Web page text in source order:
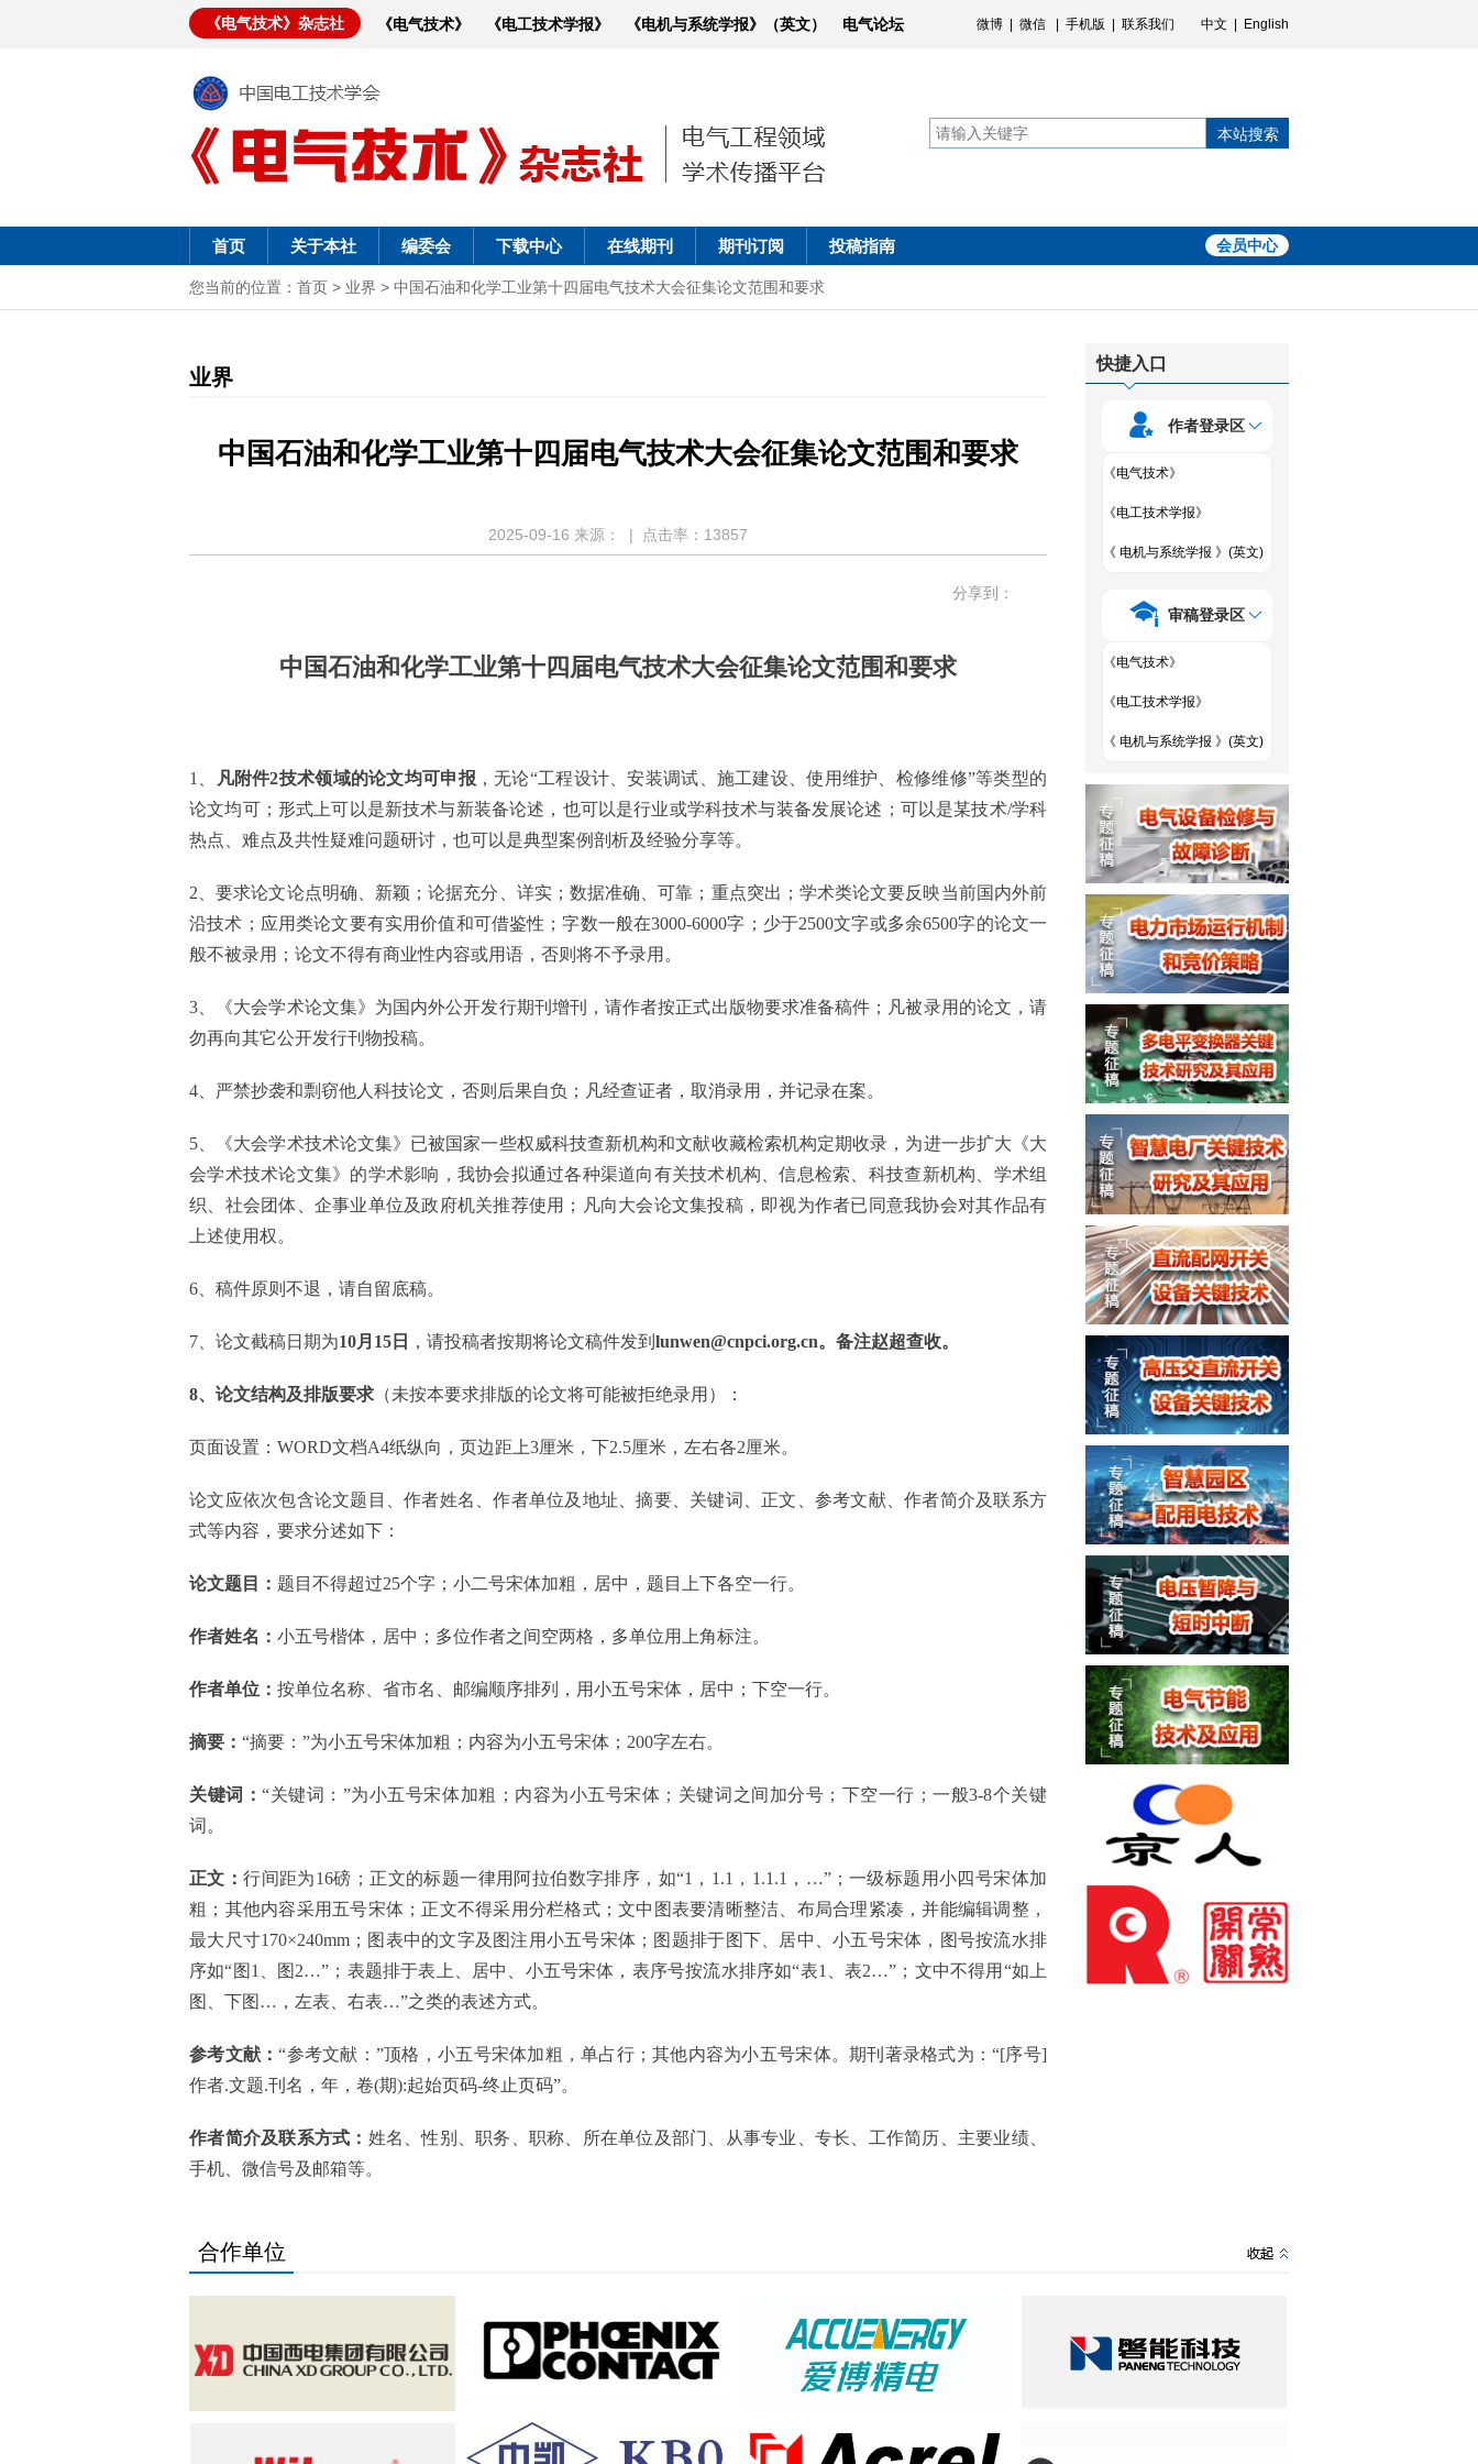
《电气技术》杂志社 《电气技术》 《电工技术学报》 《电机与系统学报》（英文） 电气论坛 微博 微信 手机版 联系我们 中文 English
本站搜索
首页 关于本社 编委会 下载中心 在线期刊 期刊订阅 投稿指南 会员中心
您当前的位置： 首页 > 业界 > 中国石油和化学工业第十四届电气技术大会征集论文范围和要求
业界
中国石油和化学工业第十四届电气技术大会征集论文范围和要求
2025-09-16 来源： | 点击率： 13857
分享到：
中国石油和化学工业第十四届电气技术大会征集论文范围和要求
1、 凡附件2技术领域的论文均可申报 ，无论“工程设计、安装调试、施工建设、使用维护、检修维修”等类型的
论文均可；形式上可以是新技术与新装备论述，也可以是行业或学科技术与装备发展论述；可以是某技术/学科
热点、难点及共性疑难问题研讨，也可以是典型案例剖析及经验分享等。
2、要求论文论点明确、新颖；论据充分、详实；数据准确、可靠；重点突出；学术类论文要反映当前国内外前
沿技术；应用类论文要有实用价值和可借鉴性；字数一般在3000-6000字；少于2500文字或多余6500字的论文一
般不被录用；论文不得有商业性内容或用语，否则将不予录用。
3、《大会学术论文集》为国内外公开发行期刊 增刊，请作者按正式出版物要求准备稿件；凡被录用的论文，请
勿再向其它公开发行刊物投稿。
4、严禁抄袭和剽窃他人科技论文，否则后果自负；凡经查证者，取消录用，并记录在案。
5、《大会学术技术论文集》已被国家一些权威科技查新机构和文献收藏检索机构定期收录，为进一步扩大《大
会学术技术论文集》的学术影响，我协会拟通过各种渠道向有关技术机构、信息检索、科技查新机构、学术组
织、社会团体、企事业单位及政府机关推荐使用；凡向大会论文集投稿，即视为作者已同意我协会对其作品有
上述使用权。
6、稿件原则不退，请自留底稿。
7、论文截稿日期为10月 15 日 ，请投稿者按期将论文稿件发到 lunwen@cnpci.org.cn。 备注赵超查收。
8、论文结构及排版要求 （未按本要求排版的论文将可能被拒绝录用）：
页面设置： WORD文档A4纸纵向，页边距上3厘米，下2.5厘米，左右各2厘米。
论文应依次包含论文题目、作者姓名、作者单位及地址、摘要、关键词、正文、参考文献、作者简介及联系方
式等内容，要求分述如下：
论文题目： 题目不得超过25个字； 小二号宋体加粗，居中，题目上下各空一行。
作者姓名： 小五号楷体，居中；多位作者之间空两格，多单位用上角标注。
作者单位： 按单位名称、省市名、邮编顺序排列，用小五号宋体，居中；下空一行。
摘要： “摘要：”为小五号宋体加粗；内容为小五号宋体；200字左右。
关键词：“关键词：”为小五号宋体加粗；内容为小五号宋体；关键词之间加分号；下空一行；一般3-8个关键
词。
正文：行间距为16磅；正文的标题一律用阿拉伯数字排序，如“1，1.1，1.1.1，…”；一级标题用小四号宋体加
粗；其他内容采用五号宋体；正文不得采用分栏格式；文中图表要清晰整洁、布局合理紧凑，并能编辑调整，
最大尺寸170×240mm；图表中的文字及图注用小五号宋体；图题排于图下、居中、小五号宋体，图号按流水排
序如“图1、图2…”；表题排于表上、居中、小五号宋体，表序号按流水排序如“表1、表2…”；文中不得用“如上
图、下图…，左表、右表…”之类的表述方式。
参考文献：“参考文献：”顶格，小五号宋体加粗，单占行；其他内容为小五号宋体。期刊著录格式为：“[序号]
作者.文题.刊名，年，卷(期):起始页码-终止页码”。
作者简介及联系方式： 姓名、性别、职务、职称、所在单位及部门、从事专业、专长、工作简历、主要业绩、
手机、微信号及邮箱等。
快捷入口
作者登录区
《电气技术》
《电工技术学报》
《 电机与系统学报 》(英文)
审稿登录区
《电气技术》
《电工技术学报》
《 电机与系统学报 》(英文)
合作单位